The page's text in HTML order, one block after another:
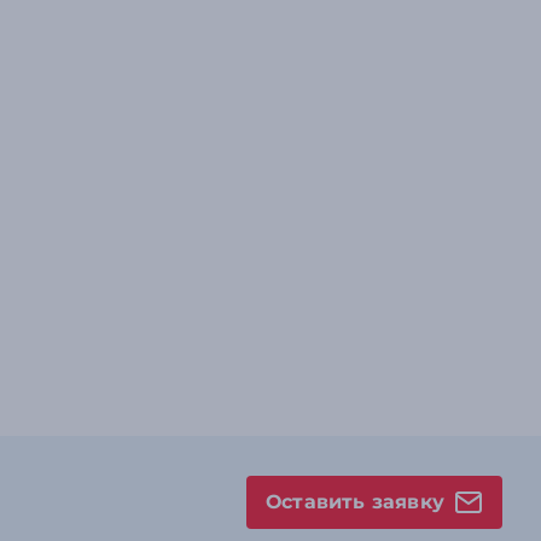
Оставить заявку